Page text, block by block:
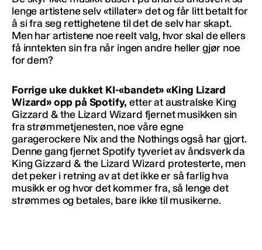
lenge artistene selv «tillater» det og får litt betalt for
å si fra seg rettighetene til det de selv har skapt.
Men har artistene noe reelt valg, hvor skal de ellers
få inntekten sin fra når ingen andre heller gjør noe
for dem?
Forrige uke dukket KI-«bandet» «King Lizard
Wizard» opp på Spotify, etter at australske King
Gizzard & the Lizard Wizard fjernet musikken sin
fra strømmetjenesten, noe våre egne
garagerockere Nix and the Nothings også har gjort.
Denne gang fjernet Spotify tyveriet av åndsverk da
King Gizzard & the Lizard Wizard protesterte, men
det peker i retning av at det ikke er så farlig hva
musikk er og hvor det kommer fra, så lenge det
strømmes og betales, bare ikke til musikerne.